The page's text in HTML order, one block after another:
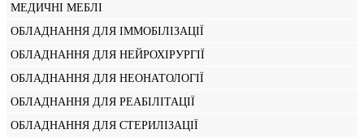
МЕДИЧНІ МЕБЛІ
ОБЛАДНАННЯ ДЛЯ ІММОБІЛІЗАЦІЇ
ОБЛАДНАННЯ ДЛЯ НЕЙРОХІРУРГІЇ
ОБЛАДНАННЯ ДЛЯ НЕОНАТОЛОГІЇ
ОБЛАДНАННЯ ДЛЯ РЕАБІЛІТАЦІЇ
ОБЛАДНАННЯ ДЛЯ СТЕРИЛІЗАЦІЇ